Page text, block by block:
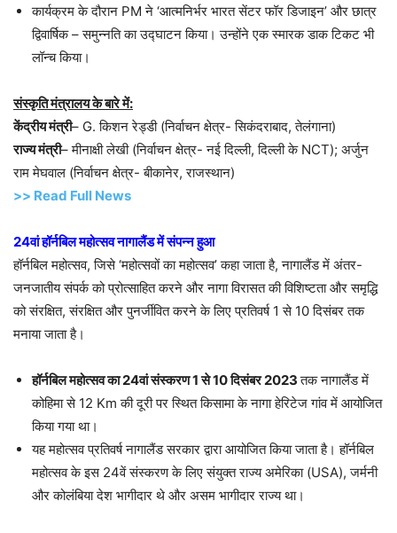
कार्यक्रम के दौरान PM ने ‘आत्मनिर्भर भारत सेंटर फॉर डिजाइन’ और छात्र
द्विवार्षिक – समुन्नति का उद्घाटन किया। उन्होंने एक स्मारक डाक टिकट भी
लॉन्च किया।
संस्कृति मंत्रालय के बारे में:
केंद्रीय मंत्री– G. किशन रेड्डी (निर्वाचन क्षेत्र- सिकंदराबाद, तेलंगाना)
राज्य मंत्री– मीनाक्षी लेखी (निर्वाचन क्षेत्र- नई दिल्ली, दिल्ली के NCT); अर्जुन
राम मेघवाल (निर्वाचन क्षेत्र- बीकानेर, राजस्थान)
>> Read Full News
24वां हॉर्नबिल महोत्सव नागालैंड में संपन्न हुआ
हॉर्नबिल महोत्सव, जिसे ‘महोत्सवों का महोत्सव’ कहा जाता है, नागालैंड में अंतर-
जनजातीय संपर्क को प्रोत्साहित करने और नागा विरासत की विशिष्टता और समृद्धि
को संरक्षित, संरक्षित और पुनर्जीवित करने के लिए प्रतिवर्ष 1 से 10 दिसंबर तक
मनाया जाता है।
हॉर्नबिल महोत्सव का 24वां संस्करण 1 से 10 दिसंबर 2023तक नागालैंड में
कोहिमा से 12 Km की दूरी पर स्थित किसामा के नागा हेरिटेज गांव में आयोजित
किया गया था।
यह महोत्सव प्रतिवर्ष नागालैंड सरकार द्वारा आयोजित किया जाता है। हॉर्नबिल
महोत्सव के इस 24वें संस्करण के लिए संयुक्त राज्य अमेरिका (USA), जर्मनी
और कोलंबिया देश भागीदार थे और असम भागीदार राज्य था।